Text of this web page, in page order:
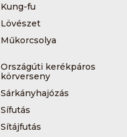
Kung-fu
Lövészet
Műkorcsolya
Országúti kerékpáros
körverseny
Sárkányhajózás
Sífutás
Sítájfutás